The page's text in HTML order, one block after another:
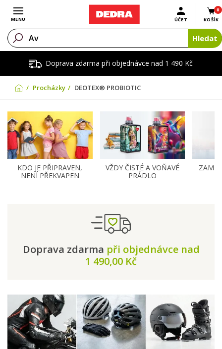
Doprava zdarma při objednávce nad 1 490 Kč
Otevřít menu
MENU
0
KOŠÍK
ÚČET
Hledat
Procházky DEOTEX® PROBIOTIC
KDO JE PŘIPRAVEN,
NENÍ PŘEKVAPEN
VŽDY ČISTÉ A VOŇAVÉ
PRÁDLO
Doprava zdarma při objednávce nad
1 490,00 Kč